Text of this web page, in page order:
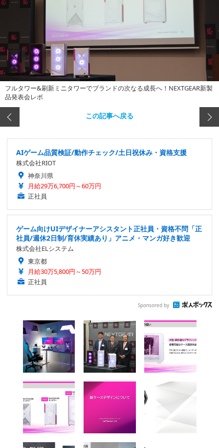
フルタワー&刷新ミニタワーでブランドの次なる成長へ！NEXTGEAR新製
品発表会レポ
この記事へ戻る
AIゲーム品質検証/動作チェック/土日祝休み・資格支援
株式会社RIOT
神奈川県
月給29万6,700円～60万円
正社員
ゲーム向けUIデザイナーアシスタント正社員・資格不問「正
社員/週休2日制/育休実績あり」アニメ・マンガ好き歓迎
株式会社ELシステム
東京都
月給30万5,800円～50万円
正社員
Sponsored by